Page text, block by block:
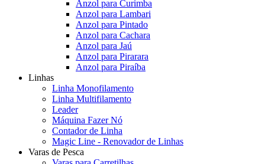
Anzol para Curimba
Anzol para Lambari
Anzol para Pintado
Anzol para Cachara
Anzol para Jaú
Anzol para Pirarara
Anzol para Piraíba
Linhas
Linha Monofilamento
Linha Multifilamento
Leader
Máquina Fazer Nó
Contador de Linha
Magic Line - Renovador de Linhas
Varas de Pesca